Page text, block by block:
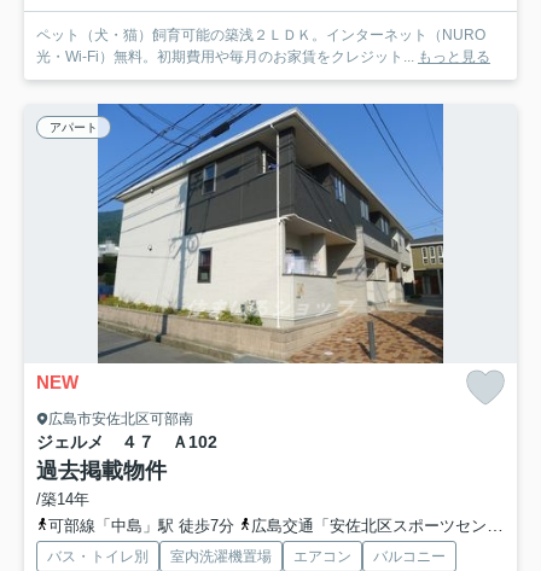
ペット（犬・猫）飼育可能の築浅２ＬＤＫ。インターネット（NURO
光・Wi-Fi）無料。初期費用や毎月のお家賃をクレジット... もっと見る
アパート
NEW
広島市安佐北区可部南
ジェルメ ４７ Ａ 102
過去掲載物件
/築14年
可部線「中島」駅 徒歩7分
広島交通「安佐北区スポーツセンター入口」バス停下車 徒歩2分
バス・トイレ別 室内洗濯機置場 エアコン
バルコニー